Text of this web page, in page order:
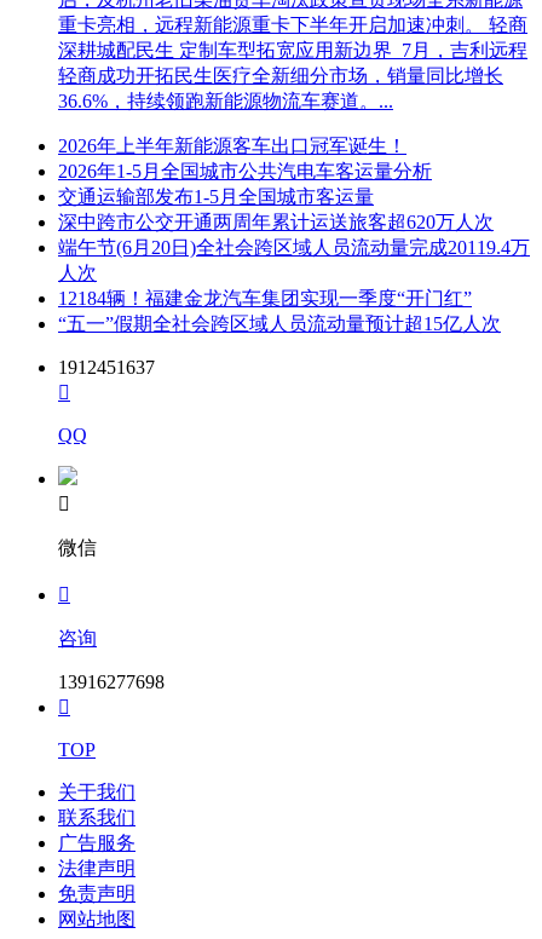
重卡亮相，远程新能源重卡下半年开启加速冲刺。 轻商
深耕城配民生 定制车型拓宽应用新边界 7月，吉利远程
轻商成功开拓民生医疗全新细分市场，销量同比增长
36.6%，持续领跑新能源物流车赛道。...
2026年上半年新能源客车出口冠军诞生！
2026年1-5月全国城市公共汽电车客运量分析
交通运输部发布1-5月全国城市客运量
深中跨市公交开通两周年累计运送旅客超620万人次
端午节(6月20日)全社会跨区域人员流动量完成20119.4万
人次
12184辆！福建金龙汽车集团实现一季度“开门红”
“五一”假期全社会跨区域人员流动量预计超15亿人次
1912451637

QQ

微信

咨询
13916277698

TOP
关于我们
联系我们
广告服务
法律声明
免责声明
网站地图